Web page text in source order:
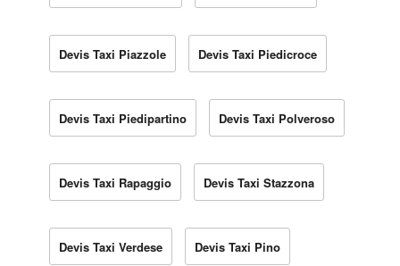
Devis Taxi Piazzole Devis Taxi Piedicroce
Devis Taxi Piedipartino Devis Taxi Polveroso
Devis Taxi Rapaggio Devis Taxi Stazzona
Devis Taxi Verdese Devis Taxi Pino